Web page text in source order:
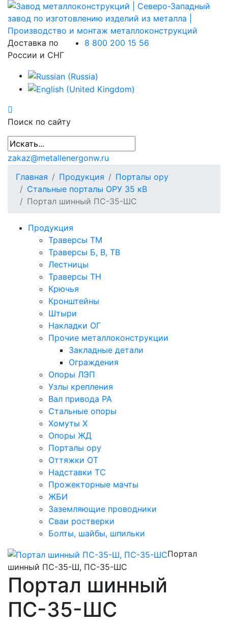
Доставка по
России и СНГ
8 800 200 15 56
Поиск по сайту
zakaz@metallenergonw.ru
Главная
Продукция
Порталы ору
Стальные порталы ОРУ 35 кВ
Портал шинный ПС-35-ШС
Продукция
Траверсы ТМ
Траверсы Б, В, ТВ
Лестницы
Траверсы ТН
Крючья
Кронштейны
Штыри
Накладки ОГ
Прочие металлоконструкции
Закладные детали
Ограждения
Опоры ЛЭП
Узлы крепления
Вал привода РА
Стальные опоры
Хомуты Х
Опоры ЖД
Порталы ору
Оттяжки ОТ
Надставки ТС
Прожекторные мачты
ЖБИ
Заземляющие проводники
Сваи ростверки
Болты, шайбы, шпильки
Портал
шинный ПС-35-Ш, ПС-35-ШС
Портал шинный
ПС-35-ШС